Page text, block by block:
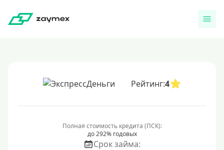
Рейтинг:4
Полная стоимость кредита (ПСК):
до 292% годовых
Срок займа: